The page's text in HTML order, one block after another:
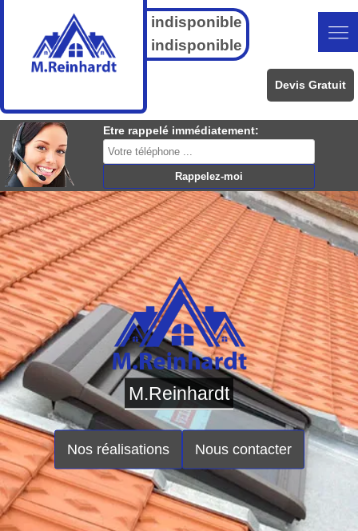
indisponible
indisponible
Devis Gratuit
Etre rappelé immédiatement:
M.Reinhardt
Nos réalisations Nous contacter